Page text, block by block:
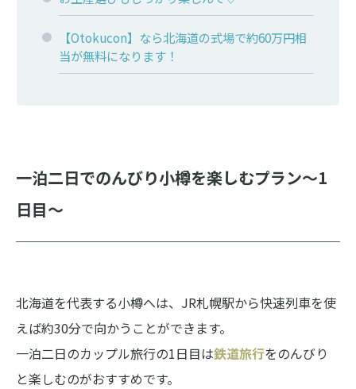
【Otokucon】なら北海道の式場で約60万円相
当が無料になります！
一泊二日でのんびり小樽を楽しむプラン～1
日目～
北海道を代表する小樽へは、JR札幌駅から快速列車を使
えば約30分で向かうことができます。
一泊二日のカップル旅行の1日目は鉄道旅行をのんびり
と楽しむのがおすすめです。